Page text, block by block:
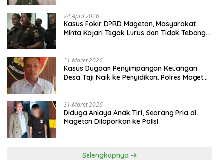
24 April 2026
Kasus Pokir DPRD Magetan, Masyarakat
Minta Kajari Tegak Lurus dan Tidak Tebang
31 Maret 2026
Kasus Dugaan Penyimpangan Keuangan
Desa Taji Naik ke Penyidikan, Polres Magetan
31 Maret 2026
Diduga Aniaya Anak Tiri, Seorang Pria di
Magetan Dilaporkan ke Polisi
Selengkapnya